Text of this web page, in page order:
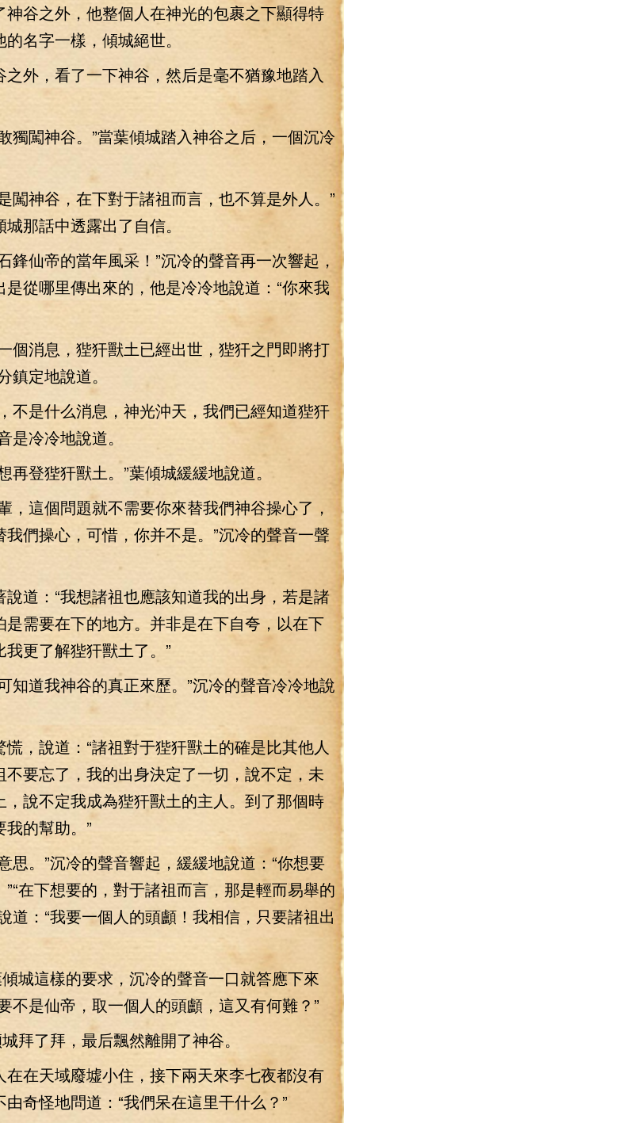
谷之外，他整個人在神光的包裹之下顯得特
名字一樣，傾城絕世。
，看了一下神谷，然后是毫不猶豫地踏入
闖神谷。”當葉傾城踏入神谷之后，一個沉冷
神谷，在下對于諸祖而言，也不算是外人。”
那話中透露出了自信。
仙帝的當年風采！”沉冷的聲音再一次響起，
從哪里傳出來的，他是冷冷地說道：“你來我
消息，狴犴獸土已經出世，狴犴之門即將打
鎮定地說道。
是什么消息，神光沖天，我們已經知道狴犴
是冷冷地說道。
狴犴獸土。”葉傾城緩緩地說道。
這個問題就不需要你來替我們神谷操心了，
們操心，可惜，你并不是。”沉冷的聲音一聲
：“我想諸祖也應該知道我的出身，若是諸
需要在下的地方。并非是在下自夸，以在下
更了解狴犴獸土了。”
道我神谷的真正來歷。”沉冷的聲音冷冷地說
說道：“諸祖對于狴犴獸土的確是比其他人
要忘了，我的出身決定了一切，說不定，未
說不定我成為狴犴獸土的主人。到了那個時
的幫助。”
。”沉冷的聲音響起，緩緩地說道：“你想要
在下想要的，對于諸祖而言，那是輕而易舉的
道：“我要一個人的頭顱！我相信，只要諸祖出
這樣的要求，沉冷的聲音一口就答應下來
不是仙帝，取一個人的頭顱，這又有何難？”
了拜，最后飄然離開了神谷。
在天域廢墟小住，接下兩天來李七夜都沒有
奇怪地問道：“我們呆在這里干什么？”